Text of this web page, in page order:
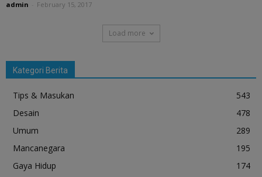
admin February 15, 2017
Load more
Kategori Berita
Tips & Masukan
543
Desain
478
Umum
289
Mancanegara
195
Gaya Hidup
174